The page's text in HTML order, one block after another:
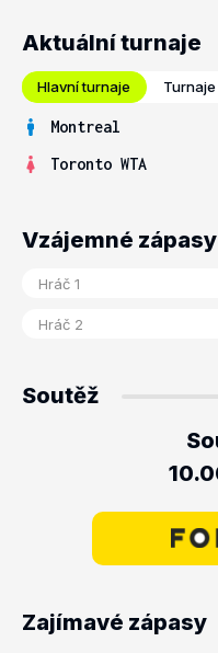
Aktuální turnaje
Hlavní turnaje
Montreal
Toronto WTA
Vzájemné zápasy
Soutěž
Zajímavé zápasy